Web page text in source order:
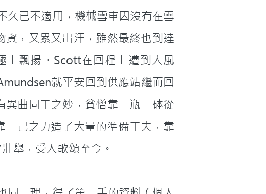
久已不適用，機械雪車因沒有在雪
，又累又出汗，雖然最終也到達
上飄揚。Scott在回程上遭到大風
就平安回到供應站繼而回
曲同工之妙，貧憎靠一瓶一砵從
己之力造了大量的準備工夫，靠
舉，受人歌頌至今。